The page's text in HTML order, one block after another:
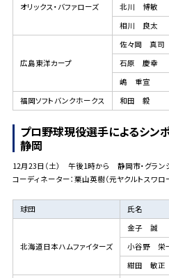
オリックス・バファローズ
北川 博敏
相川 良太
広島東洋カープ
佐々岡 真司
石原 慶幸
嶋 重宣
福岡ソフトバンクホークス
和田 毅
プロ野球現役選手によるシン
静岡
12月23日（土） 午後1時から 静岡市・グラン
コーディネーター：栗山英樹（元ヤクルトスワロ
球団 氏名
北海道日本ハムファイターズ
金子 誠
小谷野 栄
紺田 敏正